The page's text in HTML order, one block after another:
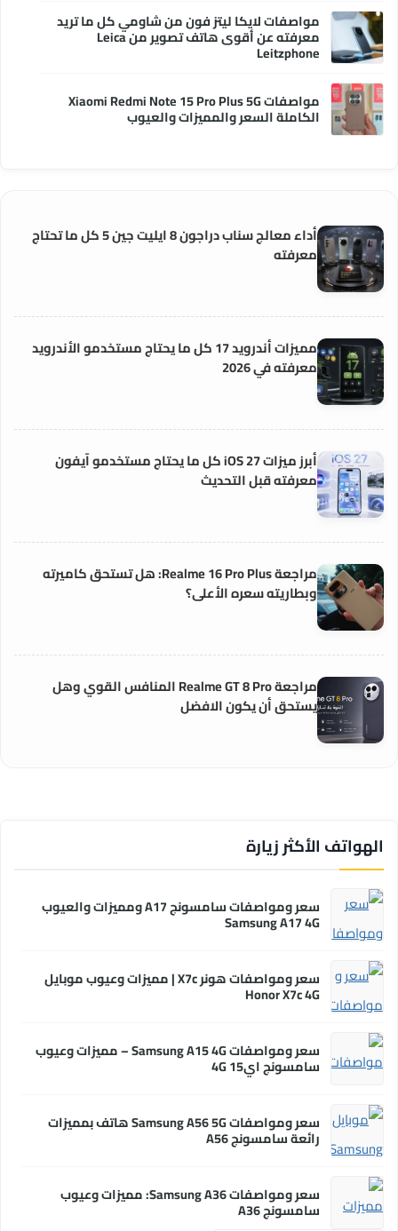
مواصفات لايكا ليتز فون من شاومي كل ما تريد
معرفته عن أقوى هاتف تصوير من Leica
Leitzphone
مواصفات Xiaomi Redmi Note 15 Pro Plus 5G
الكاملة السعر والمميزات والعيوب
أداء معالج سناب دراجون 8 ايليت جين 5 كل ما تحتاج
معرفته
مميزات أندرويد 17 كل ما يحتاج مستخدمو الأندرويد
معرفته في 2026
أبرز ميزات iOS 27 كل ما يحتاج مستخدمو آيفون
معرفته قبل التحديث
مراجعة Realme 16 Pro Plus: هل تستحق كاميرته
وبطاريته سعره الأعلى؟
مراجعة Realme GT 8 Pro المنافس القوي وهل
يستحق أن يكون الافضل
الهواتف الأكثر زيارة
سعر ومواصفات سامسونج A17 ومميزات والعيوب
Samsung A17 4G
سعر ومواصفات هونر X7c | مميزات وعيوب موبايل
Honor X7c 4G
سعر ومواصفات Samsung A15 4G – مميزات وعيوب
سامسونج اي15 4G
سعر ومواصفات Samsung A56 5G هاتف بمميزات
رائعة سامسونج A56
سعر ومواصفات Samsung A36: مميزات وعيوب
سامسونج A36